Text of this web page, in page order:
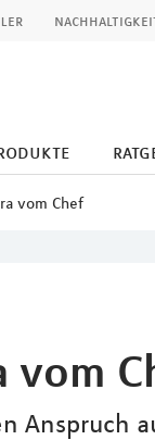
vom Chef
vom
Anspruch